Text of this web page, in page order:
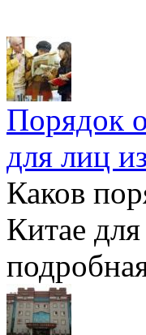
Порядок
для лиц
Каков
Китае для